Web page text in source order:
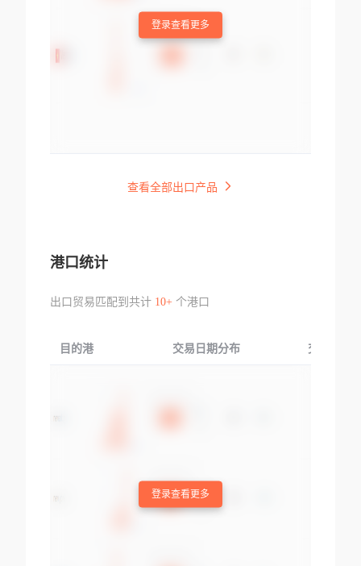
登录查看更多
查看全部出口产品
港口统计
出口贸易匹配到共计 10+个港口
目的港 交易日期分布 交易产品
登录查看更多